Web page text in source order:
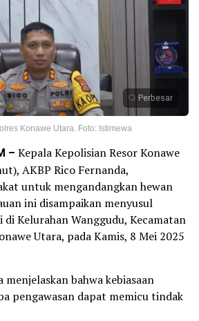
Perbesar
Konawe Utara. Foto: Istimewa
– Kepala Kepolisian Resor Konawe
AKBP Rico Fernanda,
untuk mengandangkan hewan
ini disampaikan menyusul
di Kelurahan Wanggudu, Kecamatan
Utara, pada Kamis, 8 Mei 2025
menjelaskan bahwa kebiasaan
pengawasan dapat memicu tindak